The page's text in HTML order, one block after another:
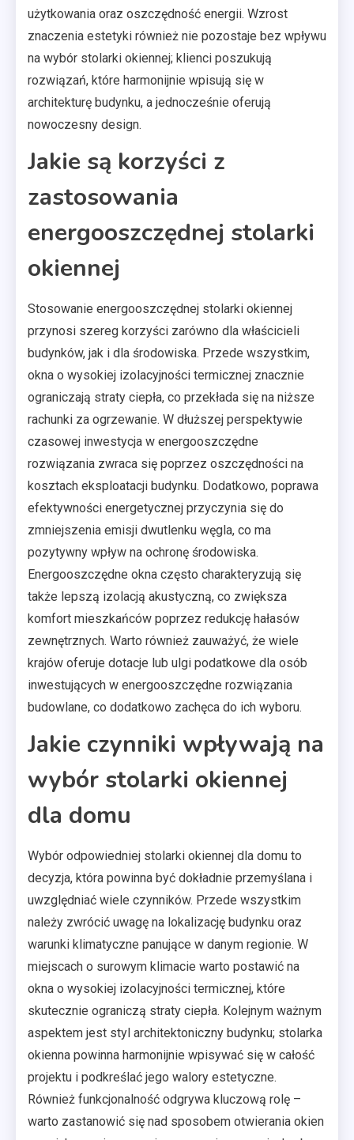
użytkowania oraz oszczędność energii. Wzrost
znaczenia estetyki również nie pozostaje bez wpływu
na wybór stolarki okiennej; klienci poszukują
rozwiązań, które harmonijnie wpisują się w
architekturę budynku, a jednocześnie oferują
nowoczesny design.
Jakie są korzyści z
zastosowania
energooszczędnej stolarki
okiennej
Stosowanie energooszczędnej stolarki okiennej
przynosi szereg korzyści zarówno dla właścicieli
budynków, jak i dla środowiska. Przede wszystkim,
okna o wysokiej izolacyjności termicznej znacznie
ograniczają straty ciepła, co przekłada się na niższe
rachunki za ogrzewanie. W dłuższej perspektywie
czasowej inwestycja w energooszczędne
rozwiązania zwraca się poprzez oszczędności na
kosztach eksploatacji budynku. Dodatkowo, poprawa
efektywności energetycznej przyczynia się do
zmniejszenia emisji dwutlenku węgla, co ma
pozytywny wpływ na ochronę środowiska.
Energooszczędne okna często charakteryzują się
także lepszą izolacją akustyczną, co zwiększa
komfort mieszkańców poprzez redukcję hałasów
zewnętrznych. Warto również zauważyć, że wiele
krajów oferuje dotacje lub ulgi podatkowe dla osób
inwestujących w energooszczędne rozwiązania
budowlane, co dodatkowo zachęca do ich wyboru.
Jakie czynniki wpływają na
wybór stolarki okiennej
dla domu
Wybór odpowiedniej stolarki okiennej dla domu to
decyzja, która powinna być dokładnie przemyślana i
uwzględniać wiele czynników. Przede wszystkim
należy zwrócić uwagę na lokalizację budynku oraz
warunki klimatyczne panujące w danym regionie. W
miejscach o surowym klimacie warto postawić na
okna o wysokiej izolacyjności termicznej, które
skutecznie ograniczą straty ciepła. Kolejnym ważnym
aspektem jest styl architektoniczny budynku; stolarka
okienna powinna harmonijnie wpisywać się w całość
projektu i podkreślać jego walory estetyczne.
Również funkcjonalność odgrywa kluczową rolę –
warto zastanowić się nad sposobem otwierania okien